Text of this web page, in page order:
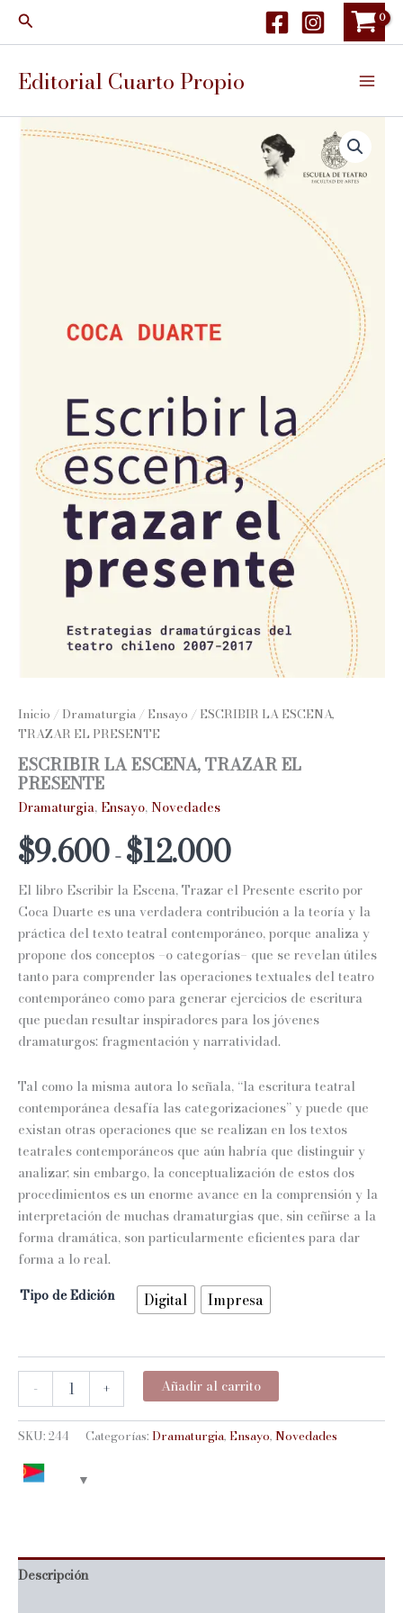
Buscar
Editorial Cuarto Propio
Inicio / Dramaturgia / Ensayo / ESCRIBIR LA ESCENA,
TRAZAR EL PRESENTE
ESCRIBIR LA ESCENA, TRAZAR EL
PRESENTE
Dramaturgia, Ensayo,Novedades
$9.600-$12.000Rango
precios:
desde
$9.600
hasta
$12.000
El libro Escribir la Escena, Trazar el Presente escrito por
Coca Duarte es una verdadera contribución a la teoría y la
práctica del texto teatral contemporáneo, porque analiza y
propone dos conceptos –o categorías– que se revelan útiles
tanto para comprender las operaciones textuales del teatro
contemporáneo como para generar ejercicios de escritura
que puedan resultar inspiradores para los jóvenes
dramaturgos: fragmentación y narratividad.
Tal como la misma autora lo señala, “la escritura teatral
contemporánea desafía las categorizaciones” y puede que
existan otras operaciones que se realizan en los textos
teatrales contemporáneos que aún habría que distinguir y
analizar; sin embargo, la conceptualización de estos dos
procedimientos es un enorme avance en la comprensión y la
interpretación de muchas dramaturgias que, sin ceñirse a la
forma dramática, son particularmente eficientes para dar
forma a lo real.
Tipo de Edición
Digital Impresa
-
ESCRIBIR
TRAZAR
PRESENTE
cantidad
+ Añadir al carrito
SKU: 244 Categorías: Dramaturgia, Ensayo, Novedades
Descripción